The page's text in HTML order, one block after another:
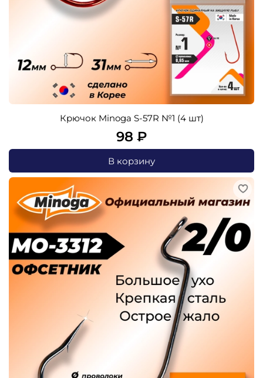
Крючок Minoga S-57R №1 (4 шт)
98 ₽
В корзину